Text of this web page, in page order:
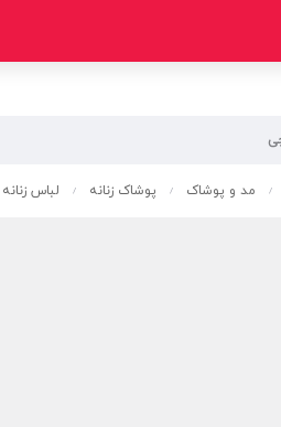
/ مد و پوشاک / پوشاک زنانه / لباس زنانه